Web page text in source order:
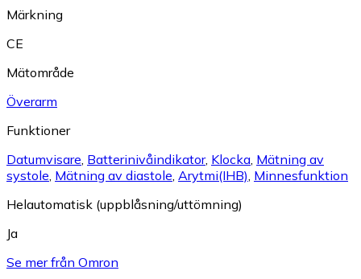
Märkning
CE
Mätområde
Överarm
Funktioner
Datumvisare, Batterinivåindikator, Klocka, Mätning av
systole, Mätning av diastole, Arytmi(IHB), Minnesfunktion
Helautomatisk (uppblåsning/uttömning)
Ja
Se mer från Omron